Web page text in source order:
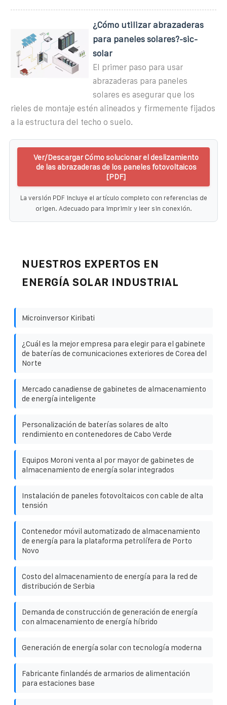
¿Cómo utilizar abrazaderas
para paneles solares?-sic-
solar
El primer paso para usar
abrazaderas para paneles
solares es asegurar que los
rieles de montaje estén alineados y firmemente fijados
a la estructura del techo o suelo.
Ver/Descargar Cómo solucionar el deslizamiento
de las abrazaderas de los paneles fotovoltaicos
[PDF]
La versión PDF incluye el artículo completo con referencias de
origen. Adecuado para imprimir y leer sin conexión.
NUESTROS EXPERTOS EN
ENERGÍA SOLAR INDUSTRIAL
Microinversor Kiribati
¿Cuál es la mejor empresa para elegir para el gabinete
de baterías de comunicaciones exteriores de Corea del
Norte
Mercado canadiense de gabinetes de almacenamiento
de energía inteligente
Personalización de baterías solares de alto
rendimiento en contenedores de Cabo Verde
Equipos Moroni venta al por mayor de gabinetes de
almacenamiento de energía solar integrados
Instalación de paneles fotovoltaicos con cable de alta
tensión
Contenedor móvil automatizado de almacenamiento
de energía para la plataforma petrolífera de Porto
Novo
Costo del almacenamiento de energía para la red de
distribución de Serbia
Demanda de construcción de generación de energía
con almacenamiento de energía híbrido
Generación de energía solar con tecnología moderna
Fabricante finlandés de armarios de alimentación
para estaciones base